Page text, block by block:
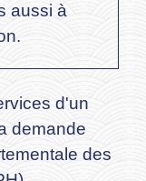
aussi à
d'un
demande
des